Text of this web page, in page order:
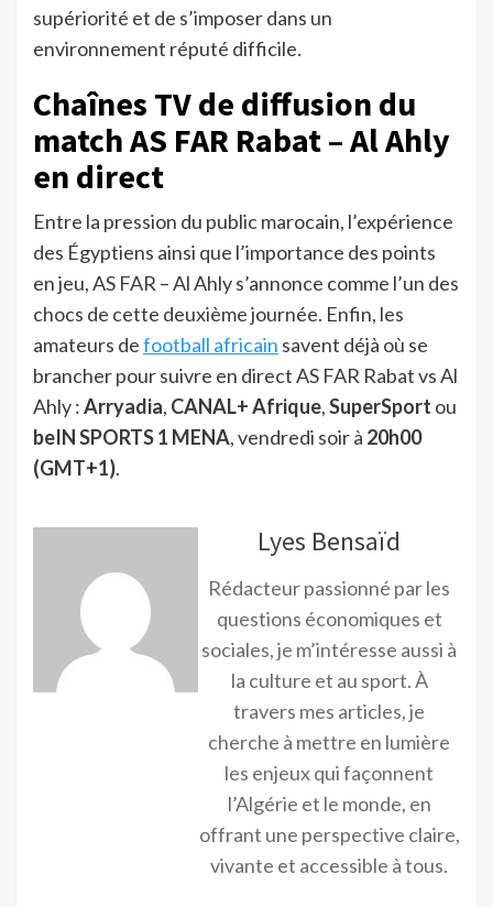
supériorité et de s’imposer dans un
environnement réputé difficile.
Chaînes TV de diffusion du
match AS FAR Rabat – Al Ahly
en direct
Entre la pression du public marocain, l’expérience
des Égyptiens ainsi que l’importance des points
en jeu, AS FAR – Al Ahly s’annonce comme l’un des
chocs de cette deuxième journée. Enfin, les
amateurs defootball africain savent déjà où se
brancher pour suivre en direct AS FAR Rabat vs Al
Ahly :Arryadia, CANAL+ Afrique,SuperSport ou
beIN SPORTS 1 MENA, vendredi soir à 20h00
(GMT+1).
Lyes Bensaïd
Rédacteur passionné par les
questions économiques et
sociales, je m’intéresse aussi à
la culture et au sport. À
travers mes articles, je
cherche à mettre en lumière
les enjeux qui façonnent
l’Algérie et le monde, en
offrant une perspective claire,
vivante et accessible à tous.